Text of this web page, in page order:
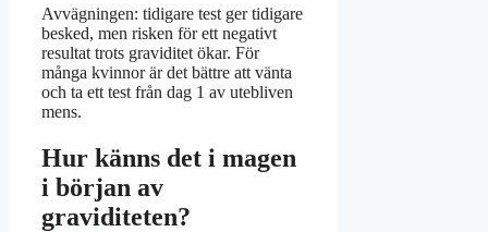
Avvägningen: tidigare test ger tidigare
besked, men risken för ett negativt
resultat trots graviditet ökar. För
många kvinnor är det bättre att vänta
och ta ett test från dag 1 av utebliven
mens.
Hur känns det i magen
i början av
graviditeten?